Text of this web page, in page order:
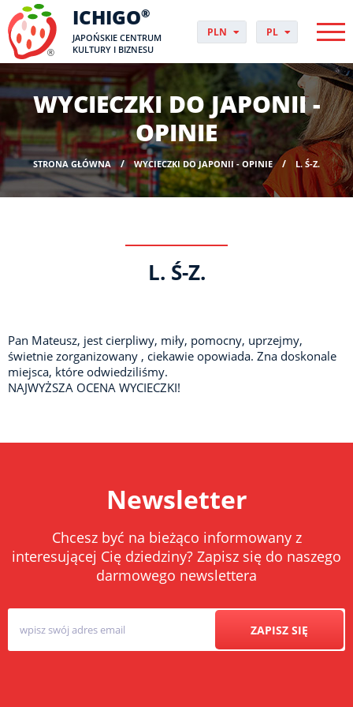
ICHIGO®
JAPOŃSKIE CENTRUM
KULTURY I BIZNESU
PLN
USD
CHF
DKK
NOK
SEK
HUF
PL
DA
DE
EN
ES
FR
HR
HU
UK
WYCIECZKI DO JAPONII -
OPINIE
STRONA GŁÓWNA WYCIECZKI DO JAPONII - OPINIE L. Ś-Z.
L. Ś-Z.
Pan Mateusz, jest cierpliwy, miły, pomocny, uprzejmy,
świetnie zorganizowany , ciekawie opowiada. Zna doskonale
miejsca, które odwiedziliśmy.
NAJWYŻSZA OCENA WYCIECZKI!
Newsletter
Chcesz być na bieżąco informowany z
interesującej Cię dziedziny? Zapisz się do naszego
darmowego newslettera
ZAPISZ SIĘ